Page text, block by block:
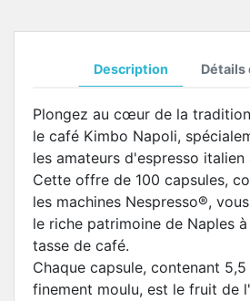
Description Détails
Plongez au cœur de la
le café Kimbo Napoli,
les amateurs d'espresso italien
Cette offre de 100 capsules,
les machines Nespresso®,
le riche patrimoine de Naples
tasse de café.
Chaque capsule, contenant
finement moulu, est le fruit de